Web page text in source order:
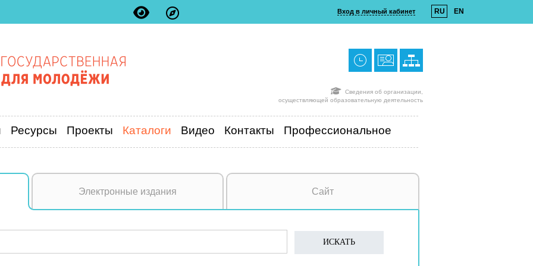
Вход в личный кабинет RU EN
Сведения об организации,
осуществляющей образовательную деятельность
Ресурсы Проекты Каталоги Видео Контакты Профессиональное
Электронные издания Сайт